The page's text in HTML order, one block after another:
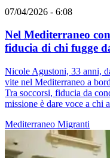
07/04/2026 - 6:08
Nel Mediterraneo
fiducia di chi fugge
Nicole Agustoni, 33 anni,
vite nel Mediterraneo a
Tra soccorsi, fiducia da
missione è dare voce a chi
Mediterraneo Migranti